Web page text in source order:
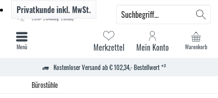
Kostenloser Versand ab € 102,34,- Bestellwert *²
Warenkorb
Merkzettel Mein Konto
Privatkundeinkl. MwSt.
Menü
Bürostühle